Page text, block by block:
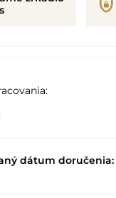
dátum doručenia: